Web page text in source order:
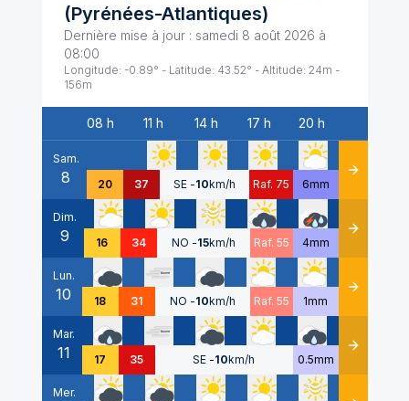
(Pyrénées-Atlantiques)
Dernière mise à jour : samedi 8 août 2026 à
08:00
Longitude: -0.89° - Latitude: 43.52° - Altitude: 24m -
156m
Date
08 h 11 h 14 h 17 h 20 h
Sam.
8 20 37 SE -10km/h Raf. 75 6mm Détails
Dim.
9 16 34 NO -15km/h Raf. 55 4mm Détails
Lun.
10 18 31 NO -10km/h Raf. 55 1mm Détails
Mar.
11 17 35 SE -10km/h 0.5mm Détails
Mer.